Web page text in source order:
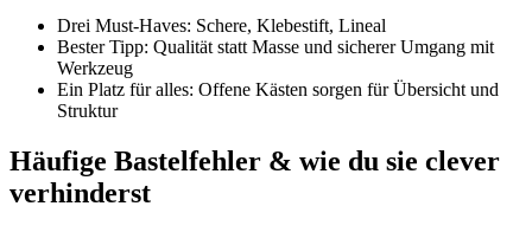
Drei Must-Haves: Schere, Klebestift, Lineal
Bester Tipp: Qualität statt Masse und sicherer Umgang mit
Werkzeug
Ein Platz für alles: Offene Kästen sorgen für Übersicht und
Struktur
Häufige Bastelfehler & wie du sie clever
verhinderst